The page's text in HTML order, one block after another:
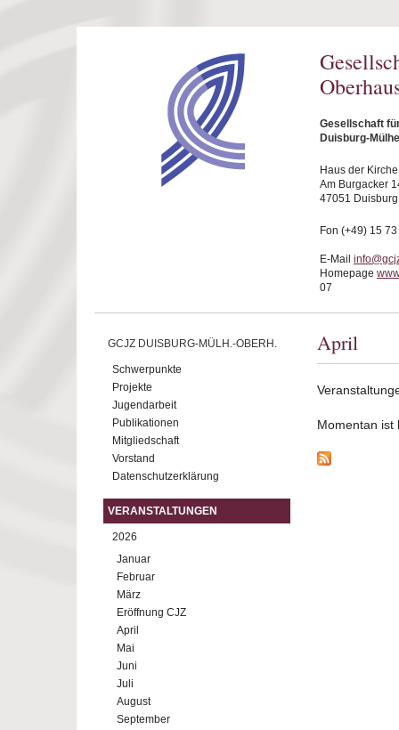
Gesellschaft
Duisburg-
Haus der Kirche
Am Burgacker
47051 Duisburg
Fon (+49) 15
E-Mail
Homepage
07
GCJZ DUISBURG-MÜLH.-OBERH.
Schwerpunkte
Projekte
Jugendarbeit
Publikationen
Mitgliedschaft
Vorstand
Datenschutzerklärung
VERANSTALTUNGEN
2026
Januar
Februar
März
Eröffnung CJZ
April
Mai
Juni
Juli
August
September
April
Momentan ist